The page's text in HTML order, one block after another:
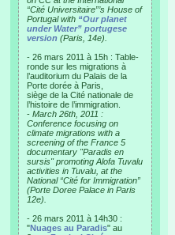
“Cité Universitaire”’s House of
Portugal with “Our planet
under Water” portugese
version (Paris, 14e).
- 26 mars 2011 à 15h : Table-
ronde sur les migrations à
l’auditorium du Palais de la
Porte dorée à Paris,
siège de la Cité nationale de
l’histoire de l’immigration.
- March 26th, 2011 :
Conference focusing on
climate migrations with a
screening of the France 5
documentary "Paradis en
sursis" promoting Alofa Tuvalu
activities in Tuvalu, at the
National “Cité for Immigration”
(Porte Doree Palace in Paris
12e).
- 26 mars 2011 à 14h30 :
"Nuages au Paradis" au